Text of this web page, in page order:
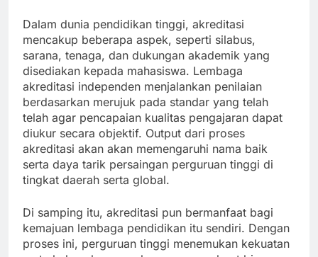
Dalam dunia pendidikan tinggi, akreditasi
mencakup beberapa aspek, seperti silabus,
sarana, tenaga, dan dukungan akademik yang
disediakan kepada mahasiswa. Lembaga
akreditasi independen menjalankan penilaian
berdasarkan merujuk pada standar yang telah
telah agar pencapaian kualitas pengajaran dapat
diukur secara objektif. Output dari proses
akreditasi akan akan memengaruhi nama baik
serta daya tarik persaingan perguruan tinggi di
tingkat daerah serta global.
Di samping itu, akreditasi pun bermanfaat bagi
kemajuan lembaga pendidikan itu sendiri. Dengan
proses ini, perguruan tinggi menemukan kekuatan